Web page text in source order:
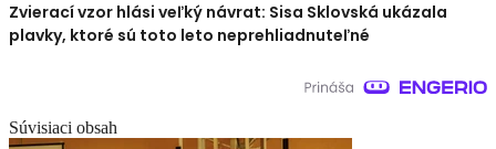
Zvierací vzor hlási veľký návrat: Sisa Sklovská ukázala
plavky, ktoré sú toto leto neprehliadnuteľné
Súvisiaci obsah